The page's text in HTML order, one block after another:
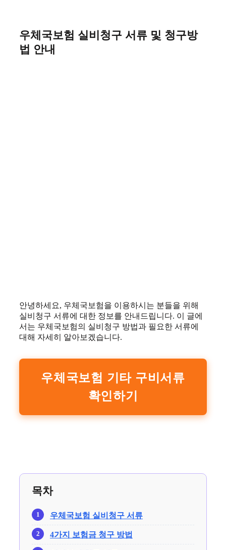
우체국보험 실비청구 서류 및 청구방
법 안내
안녕하세요, 우체국보험을 이용하시는 분들을 위해
실비청구 서류에 대한 정보를 안내드립니다. 이 글에
서는 우체국보험의 실비청구 방법과 필요한 서류에
대해 자세히 알아보겠습니다.
우체국보험 기타 구비서류
확인하기
목차
우체국보험 실비청구 서류
4가지 보험금 청구 방법